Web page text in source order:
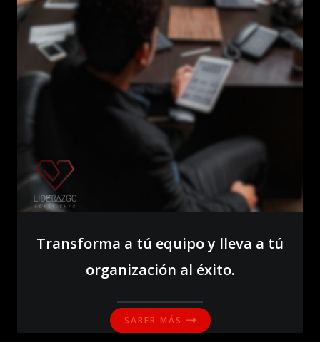
Transforma a tú equipo y lleva a tú
organización al éxito.
SABER MÁS